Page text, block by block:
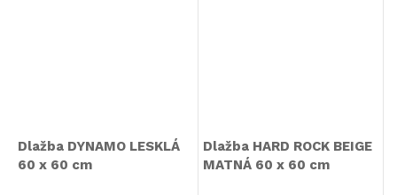
Dlažba DYNAMO LESKLÁ
60 x 60 cm
Dlažba HARD ROCK BEIGE
MATNÁ 60 x 60 cm